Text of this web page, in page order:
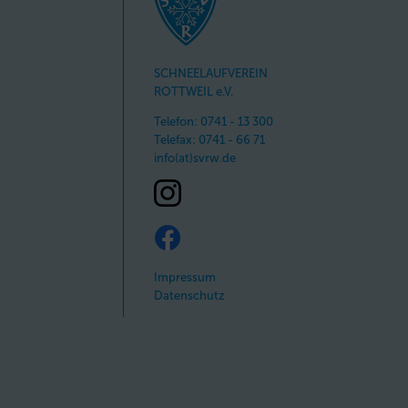
SCHNEELAUFVEREIN
ROTTWEIL e.V.
Telefon: 0741 - 13 300
Telefax: 0741 - 66 71
info(at)svrw.de
Impressum
Datenschutz